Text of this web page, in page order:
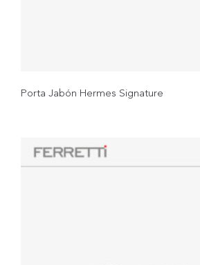
Porta Jabón Hermes Signature